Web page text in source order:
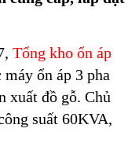
Tổng kho ổn áp
ổn áp 3 pha
xuất đồ gỗ. Chủ
suất 60KVA,